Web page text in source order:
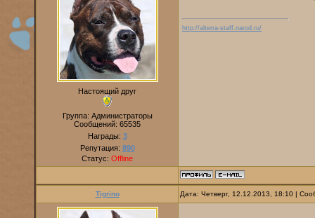
Настоящий друг
Группа: Администраторы
Сообщений: 65535
Награды: 3
Репутация: 890
Статус: Offline
http://alterra-staff.narod.ru/
Tigrino Дата: Четверг, 12.12.2013, 18:10 |